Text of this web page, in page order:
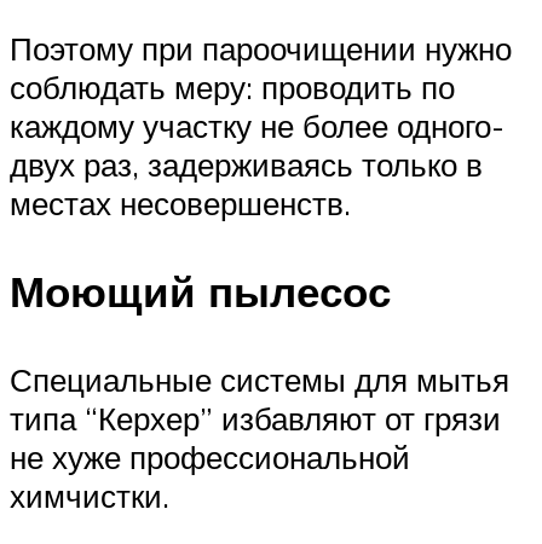
Поэтому при пароочищении нужно
соблюдать меру: проводить по
каждому участку не более одного-
двух раз, задерживаясь только в
местах несовершенств.
Моющий пылесос
Специальные системы для мытья
типа “Керхер” избавляют от грязи
не хуже профессиональной
химчистки.